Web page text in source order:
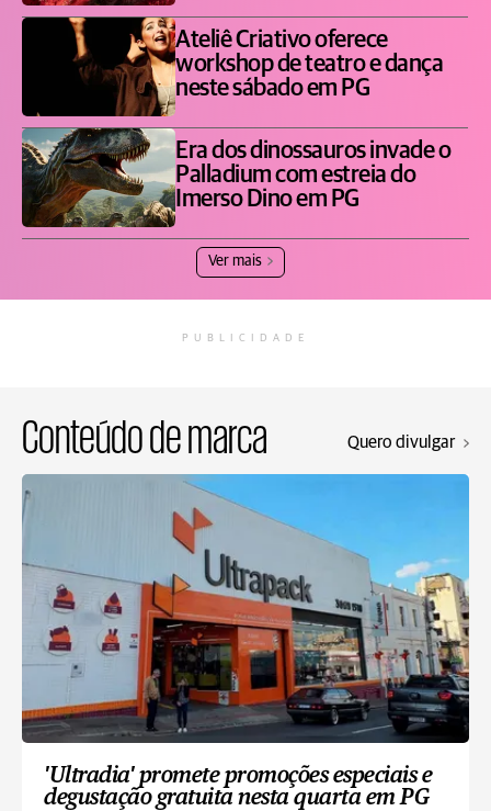
Ateliê Criativo oferece
workshop de teatro e dança
neste sábado em PG
Era dos dinossauros invade o
Palladium com estreia do
Imerso Dino em PG
Ver mais
PUBLICIDADE
Conteúdo de marca Quero divulgar
'Ultradia' promete promoções especiais e
degustação gratuita nesta quarta em PG